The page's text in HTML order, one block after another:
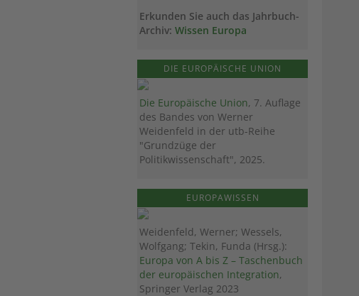
Erkunden Sie auch das Jahrbuch-
Archiv: Wissen Europa
DIE EUROPÄISCHE UNION
Die Europäische Union, 7. Auflage
des Bandes von Werner
Weidenfeld in der utb-Reihe
"Grundzüge der
Politikwissenschaft", 2025.
EUROPAWISSEN
Weidenfeld, Werner; Wessels,
Wolfgang; Tekin, Funda (Hrsg.):
Europa von A bis Z – Taschenbuch
der europäischen Integration,
Springer Verlag 2023